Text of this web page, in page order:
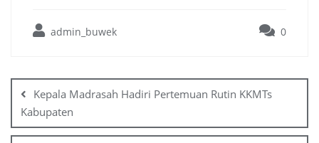
admin_buwek 0
navigation
Kepala Madrasah Hadiri Pertemuan Rutin KKMTs
Kabupaten